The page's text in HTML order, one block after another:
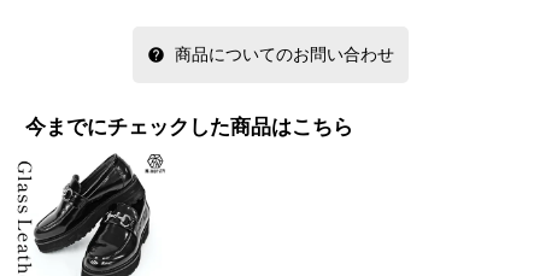
商品についてのお問い合わせ
今までにチェックした商品はこちら